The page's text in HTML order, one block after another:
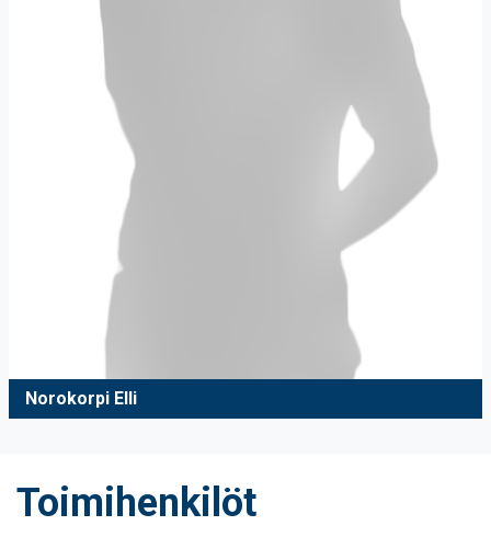
Norokorpi Elli
Toimihenkilöt